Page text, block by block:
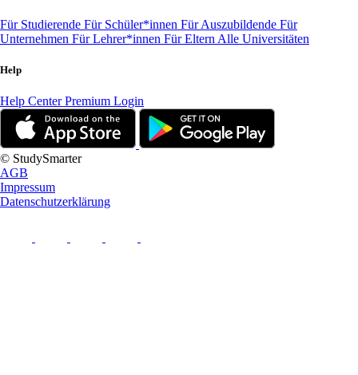
Für Studierende Für Schüler*innen Für Auszubildende Für
Unternehmen Für Lehrer*innen Für Eltern Alle Universitäten
Help
Help CenterPremium Login
© StudySmarter
AGB
Impressum
Datenschutzerklärung